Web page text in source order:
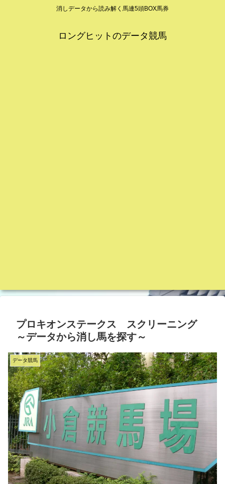
消しデータから読み解く馬連5頭BOX馬券
ロングヒットのデータ競馬
プロキオンステークス スクリーニング
～データから消し馬を探す～
データ競馬